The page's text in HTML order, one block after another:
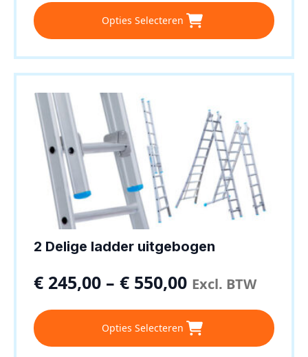
Opties Selecteren
Dit
product
heeft
meerdere
variaties.
optie
kan
gekozen
worden
op
productpagina
2 Delige ladder uitgebogen
€ 245,00 – € 550,00 Excl. BTW
Opties Selecteren
Dit
product
heeft